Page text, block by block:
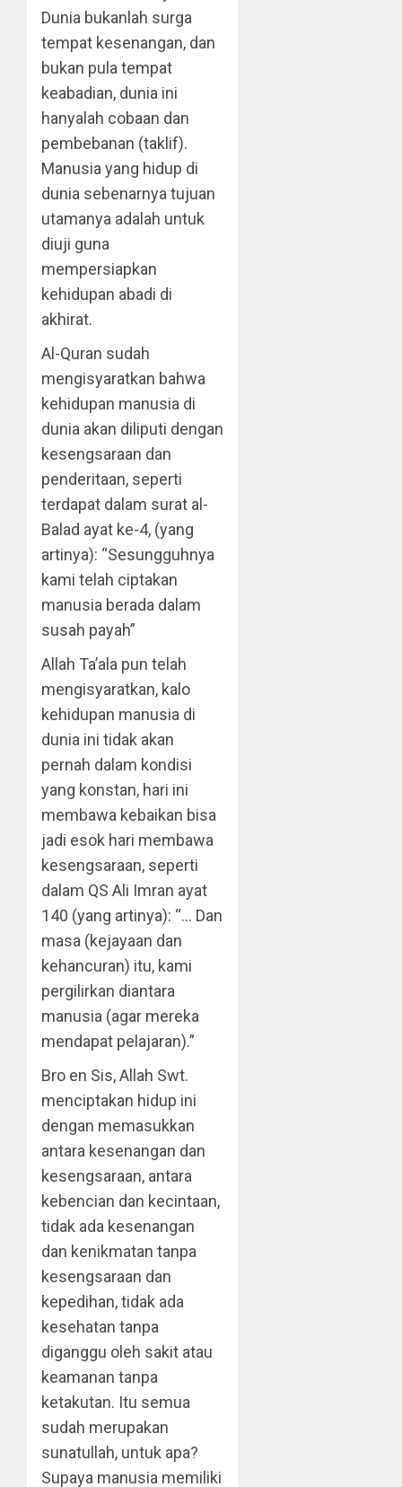
Dunia bukanlah surga
tempat kesenangan, dan
bukan pula tempat
keabadian, dunia ini
hanyalah cobaan dan
pembebanan (taklif).
Manusia yang hidup di
dunia sebenarnya tujuan
utamanya adalah untuk
diuji guna
mempersiapkan
kehidupan abadi di
akhirat.
Al-Quran sudah
mengisyaratkan bahwa
kehidupan manusia di
dunia akan diliputi dengan
kesengsaraan dan
penderitaan, seperti
terdapat dalam surat al-
Balad ayat ke-4, (yang
artinya): “Sesungguhnya
kami telah ciptakan
manusia berada dalam
susah payah”
Allah Ta’ala pun telah
mengisyaratkan, kalo
kehidupan manusia di
dunia ini tidak akan
pernah dalam kondisi
yang konstan, hari ini
membawa kebaikan bisa
jadi esok hari membawa
kesengsaraan, seperti
dalam QS Ali Imran ayat
140 (yang artinya): “… Dan
masa (kejayaan dan
kehancuran) itu, kami
pergilirkan diantara
manusia (agar mereka
mendapat pelajaran).”
Bro en Sis, Allah Swt.
menciptakan hidup ini
dengan memasukkan
antara kesenangan dan
kesengsaraan, antara
kebencian dan kecintaan,
tidak ada kesenangan
dan kenikmatan tanpa
kesengsaraan dan
kepedihan, tidak ada
kesehatan tanpa
diganggu oleh sakit atau
keamanan tanpa
ketakutan. Itu semua
sudah merupakan
sunatullah, untuk apa?
Supaya manusia memiliki